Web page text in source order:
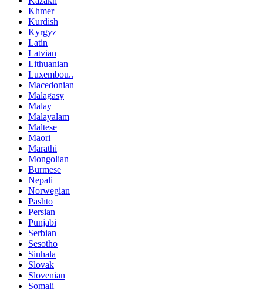
Khmer
Kurdish
Kyrgyz
Latin
Latvian
Lithuanian
Luxembou..
Macedonian
Malagasy
Malay
Malayalam
Maltese
Maori
Marathi
Mongolian
Burmese
Nepali
Norwegian
Pashto
Persian
Punjabi
Serbian
Sesotho
Sinhala
Slovak
Slovenian
Somali